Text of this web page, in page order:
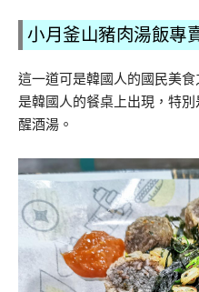
小月釜山豬肉湯飯專
這一道可是韓國人的國民美
是韓國人的餐桌上出現，特
醒酒湯。